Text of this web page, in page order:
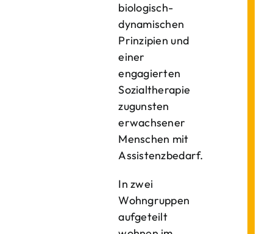
biologisch-
dynamischen
Prinzipien und
einer
engagierten
Sozialtherapie
zugunsten
erwachsener
Menschen mit
Assistenzbedarf.
In zwei
Wohngruppen
aufgeteilt